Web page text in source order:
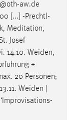
aw.de
[...] -Prechtl-
Meditation,
Josef
14.10. Weiden,
+
20 Personen;
Weiden